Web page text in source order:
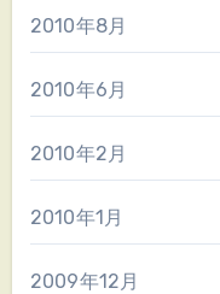
2010年8月
2010年6月
2010年2月
2010年1月
2009年12月